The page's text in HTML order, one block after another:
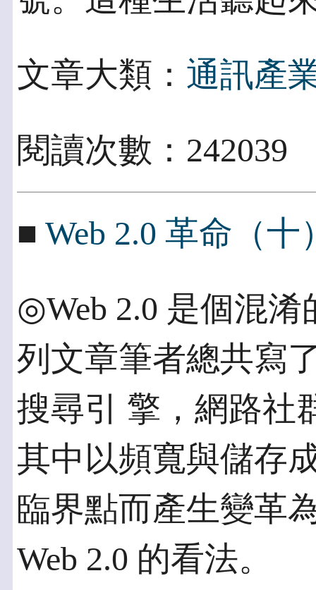
文章大類： 通訊產
閱讀次數：
■ Web 2.0 革命（十
◎Web 2.0 是個混淆
列文章筆者總共寫
搜尋引 擎，網路社
其中以頻寬與儲存
臨界點而產生變革
Web 2.0 的看法。